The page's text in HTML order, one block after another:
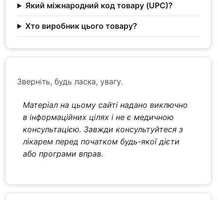
Який міжнародний код товару (UPC)?
Хто виробник цього товару?
Зверніть, будь ласка, увагу.
Матеріал на цьому сайті надано виключно
в інформаційних цілях і не є медичною
консультацією. Завжди консультуйтеся з
лікарем перед початком будь-якої дієти
або програми вправ.